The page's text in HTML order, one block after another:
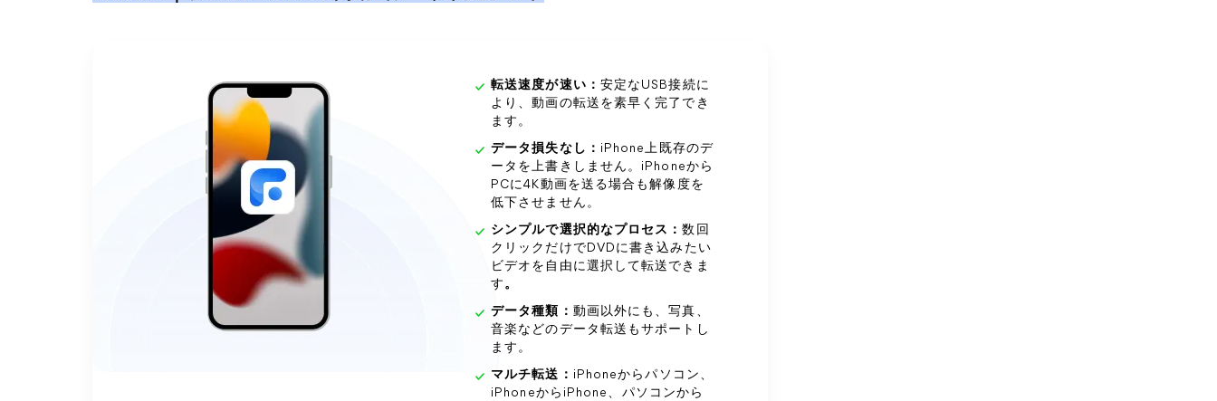
転送速度が速い： 安定なUSB接続に
より、動画の転送を素早く完了でき
ます。
データ損失なし： iPhone上既存のデ
ータを上書きしません。iPhoneから
PCに4K動画を送る場合も解像度を
低下させません。
シンプルで選択的なプロセス：数回
クリックだけでDVDに書き込みたい
ビデオを自由に選択して転送できま
す 。
データ種類： 動画以外にも、写真、
音楽などのデータ転送もサポートし
ます。
マルチ転送： iPhoneからパソコン、
iPhoneからiPhone、パソコンから